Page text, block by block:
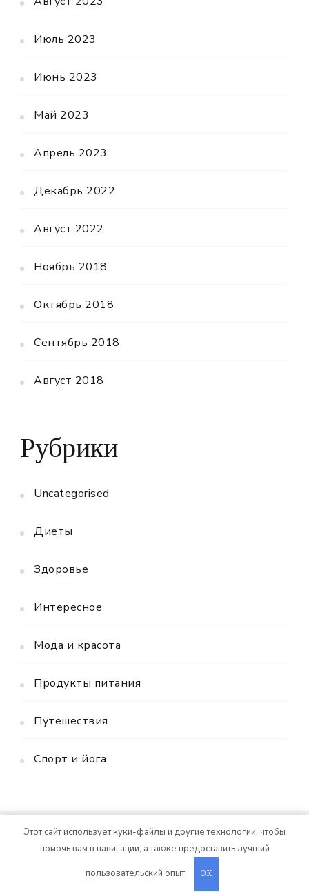
Июль 2023
Июнь 2023
Май 2023
Апрель 2023
Декабрь 2022
Август 2022
Ноябрь 2018
Октябрь 2018
Сентябрь 2018
Август 2018
Рубрики
Uncategorised
Диеты
Здоровье
Интересное
Мода и красота
Продукты питания
Путешествия
Спорт и йога
© Авторское право 2026 Vitality Life. Все права
защищены.CoachPress Lite | от автора
Blossom Themes. На платформеWordPress
Этот сайт использует куки-файлы и другие технологии, чтобы
помочь вам в навигации, а также предоставить лучший
пользовательский опыт.
OK